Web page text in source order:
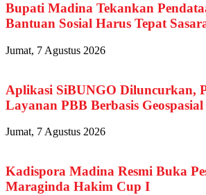
Bupati Madina Tekankan
Bantuan Sosial Harus Tepat
Jumat, 7 Agustus 2026
Aplikasi SiBUNGO Diluncurkan,
Layanan PBB Berbasis Geospasial
Jumat, 7 Agustus 2026
Kadispora Madina Resmi Buka
Maraginda Hakim Cup I